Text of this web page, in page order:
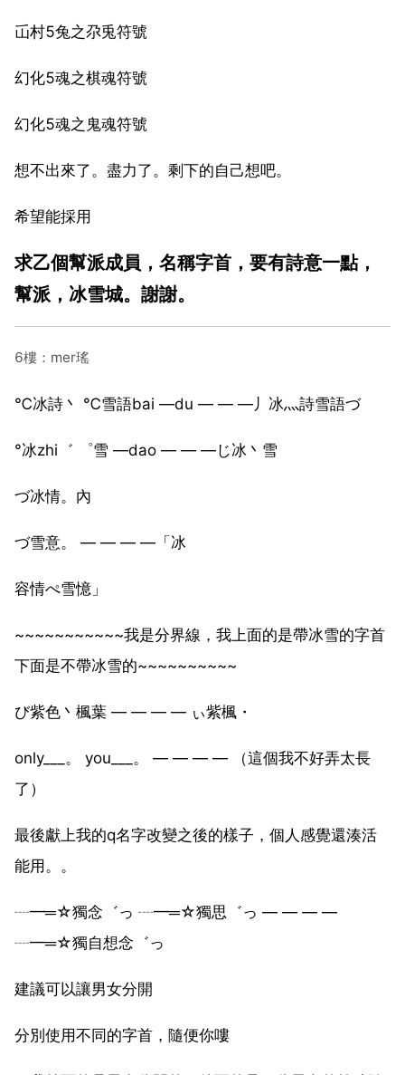
屲村5兔之尕兎符號
幻化5魂之棋魂符號
幻化5魂之鬼魂符號
想不出來了。盡力了。剩下的自己想吧。
希望能採用
求乙個幫派成員，名稱字首，要有詩意一點，
幫派，冰雪城。謝謝。
6樓：mer瑤
℃冰詩丶 ℃雪語bai —du — — —丿冰灬詩雪語づ
°冰zhi゛ ゜雪 —dao — — —じ冰丶雪
づ冰情。內
づ雪意。 — — — —「冰
容情ぺ雪憶」
~~~~~~~~~~~我是分界線，我上面的是帶冰雪的字首
下面是不帶冰雪的~~~~~~~~~~
び紫色丶楓葉 — — — — ぃ紫楓・
only___。 you___。 — — — — （這個我不好弄太長
了）
最後獻上我的q名字改變之後的樣子，個人感覺還湊活
能用。。
┈━═☆獨念゛っ ┈━═☆獨思゛っ — — — —
┈━═☆獨自想念゛っ
建議可以讓男女分開
分別使用不同的字首，隨便你嘍